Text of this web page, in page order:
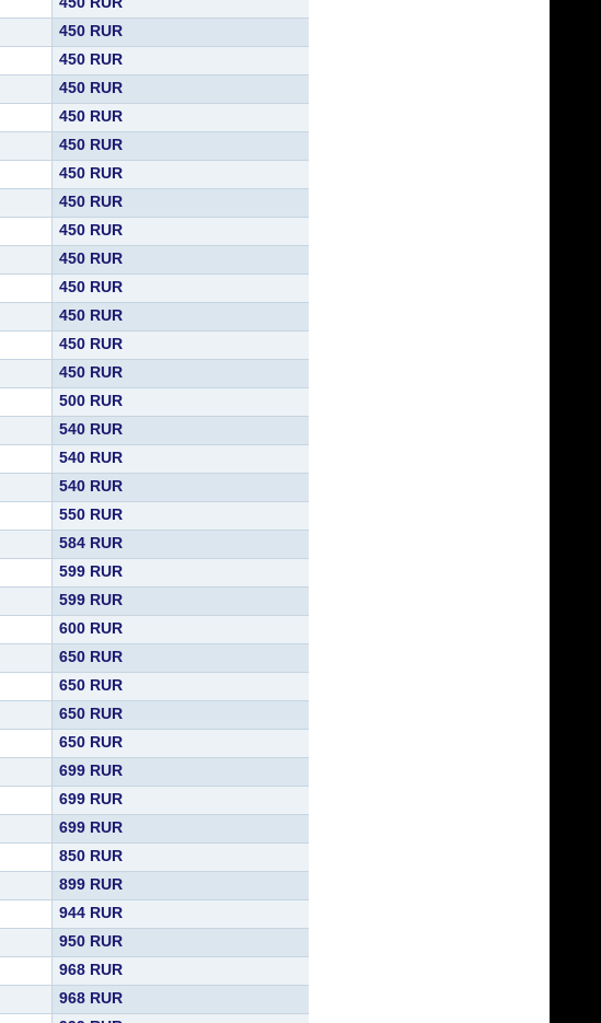
450 RUR
450 RUR
450 RUR
450 RUR
450 RUR
450 RUR
450 RUR
450 RUR
450 RUR
450 RUR
450 RUR
450 RUR
450 RUR
500 RUR
540 RUR
540 RUR
540 RUR
550 RUR
584 RUR
599 RUR
599 RUR
600 RUR
650 RUR
650 RUR
650 RUR
650 RUR
699 RUR
699 RUR
699 RUR
850 RUR
899 RUR
944 RUR
950 RUR
968 RUR
968 RUR